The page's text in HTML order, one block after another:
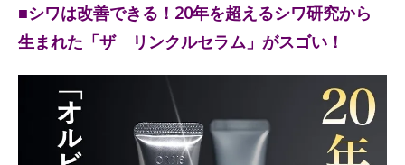
■シワは改善できる！20年を超えるシワ研究から
生まれた「ザ リンクルセラム」がスゴい！